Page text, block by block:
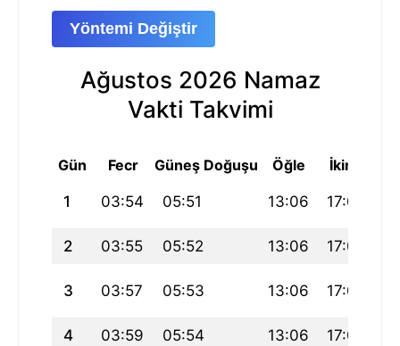
Yöntemi Değiştir
Ağustos 2026 Namaz
Vakti Takvimi
Gün Fecr Güneş Doğuşu Öğle İkindi
1 03:54 05:51 13:06 17:04
2 03:55 05:52 13:06 17:04
3 03:57 05:53 13:06 17:03
4 03:59 05:54 13:06 17:03